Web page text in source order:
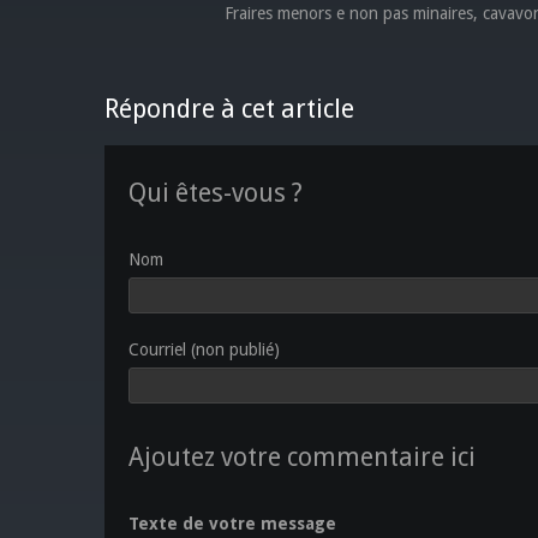
Fraires menors e non pas minaires,
Répondre à cet article
Qui êtes-vous ?
Nom
Courriel (non publié)
Ajoutez votre commentaire ici
Texte de votre message